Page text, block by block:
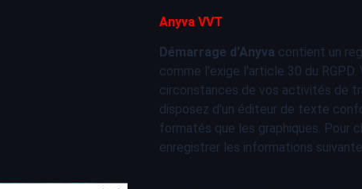
Anyva VVT
Démarrage d'Anyva contient un
comme l'exige l'article 30 du
circonstances de vos activités de
disposez d'un éditeur de texte
formatés que les graphiques. Pour
enregistrer les informations